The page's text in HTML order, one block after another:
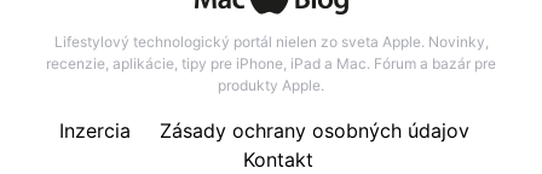
Lifestylový technologický portál nielen zo sveta Apple. Novinky,
recenzie, aplikácie, tipy pre iPhone, iPad a Mac. Fórum a bazár pre
produkty Apple.
Inzercia
Zásady ochrany osobných údajov
Kontakt